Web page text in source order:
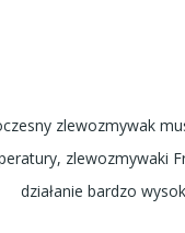
zlewozmywak
zlewozmywaki
działanie bardzo